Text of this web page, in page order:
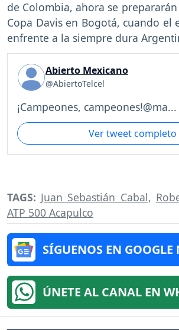
de Colombia, ahora se
Copa Davis en Bogotá, cuando el
enfrente a la siempre dura
Abierto Mexicano
@AbiertoTelcel
¡Campeones, campeones!@ma...
Ver tweet completo
TAGS: Juan Sebastián Cabal,
ATP 500 Acapulco
SÍGUENOS EN GOOGLE
ÚNETE AL CANAL EN